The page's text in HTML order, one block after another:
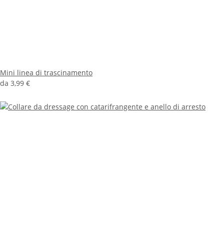
Mini linea di trascinamento
da 3,99 €